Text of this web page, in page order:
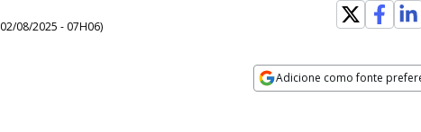
02/08/2025 - 07H06)
Adicione como fonte